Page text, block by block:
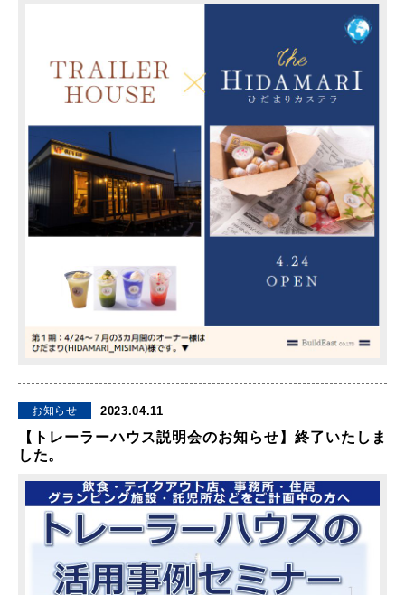
お知らせ 2023.04.11
【トレーラーハウス説明会のお知らせ】終了いたしま
した。